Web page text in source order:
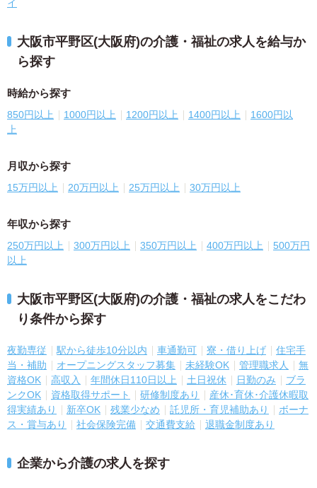
イ
大阪市平野区(大阪府)の介護・福祉の求人を給与か
ら探す
時給から探す
850円以上 1000円以上 1200円以上 1400円以上
1600円以
上
月収から探す
15万円以上 20万円以上 25万円以上 30万円以上
年収から探す
250万円以上 300万円以上 350万円以上 400万円以上
500万円
以上
大阪市平野区(大阪府)の介護・福祉の求人をこだわ
り条件から探す
夜勤専従 駅から徒歩10分以内 車通勤可 寮・借り上げ
住宅手
当・補助
オープニングスタッフ募集 未経験OK 管理職求人
無
資格OK
高収入 年間休日110日以上 土日祝休 日勤のみ
ブラ
ンクOK
資格取得サポート 研修制度あり
産休･育休･介護休暇取
得実績あり
新卒OK 残業少なめ 託児所・育児補助あり
ボーナ
ス・賞与あり
社会保険完備 交通費支給 退職金制度あり
企業から介護の求人を探す